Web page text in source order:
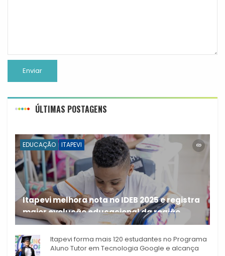
ÚLTIMAS POSTAGENS
EDUCAÇÃO ITAPEVI
Itapevi melhora nota no IDEB 2025 e registra
maior evolução educacional da região
A rede municipal de ensino
Itapevi forma mais 120 estudantes no Programa
Aluno Tutor em Tecnologia Google e alcança